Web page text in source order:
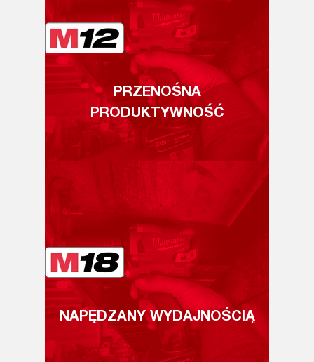
PRZENOŚNA
PRODUKTYWNOŚĆ
NAPĘDZANY WYDAJNOŚCIĄ